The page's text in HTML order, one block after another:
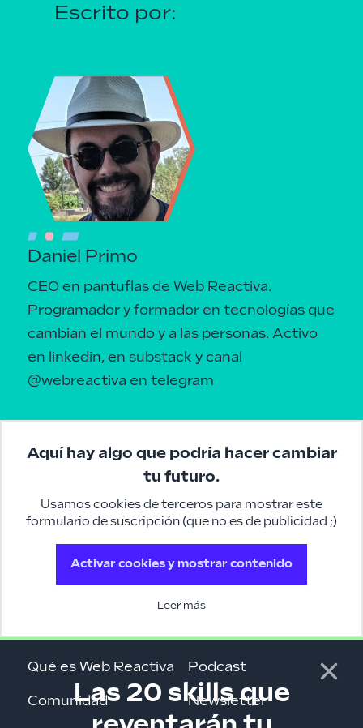
Escrito por:
Daniel Primo
CEO en pantuflas de Web Reactiva.
Programador y formador en tecnologías que
cambian el mundo y a las personas. Activo
en linkedin, en substack y canal
@webreactiva en telegram
Aquí hay algo que podría hacer cambiar
tu futuro.
Usamos cookies de terceros para mostrar este
formulario de suscripción (que no es de publicidad ;)
Activar cookies y mostrar contenido
Leer más
Las 20 skills que
Qué es Web Reactiva
Comunidad
Podcast
Newsletter